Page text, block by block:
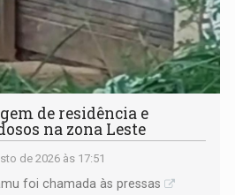
de residência e
na zona Leste
de 2026 às 17:51
foi chamada às pressas